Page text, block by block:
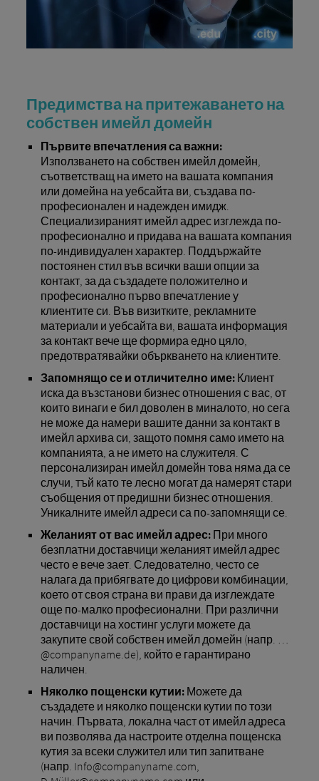
Предимства на притежаването на
собствен имейл домейн
Първите впечатления са важни:
Използването на собствен имейл домейн,
съответстващ на името на вашата компания
или домейна на уебсайта ви, създава по-
професионален и надежден имидж.
Специализираният имейл адрес изглежда по-
професионално и придава на вашата компания
по-индивидуален характер. Поддържайте
постоянен стил във всички ваши опции за
контакт, за да създадете положително и
професионално първо впечатление у
клиентите си. Във визитките, рекламните
материали и уебсайта ви, вашата информация
за контакт вече ще формира едно цяло,
предотвратявайки объркването на клиентите.
Запомнящо се и отличително име:Клиент
иска да възстанови бизнес отношения с вас, от
които винаги е бил доволен в миналото, но сега
не може да намери вашите данни за контакт в
имейл архива си, защото помня само името на
компанията, а не името на служителя. С
персонализиран имейл домейн това няма да се
случи, тъй като те лесно могат да намерят стари
съобщения от предишни бизнес отношения.
Уникалните имейл адреси са по-запомнящи се.
Желаният от вас имейл адрес:При много
безплатни доставчици желаният имейл адрес
често е вече зает. Следователно, често се
налага да прибягвате до цифрови комбинации,
което от своя страна ви прави да изглеждате
още по-малко професионални. При различни
доставчици на хостинг услуги можете да
закупите свой собствен имейл домейн (напр. …
@companyname.de), който е гарантирано
наличен.
Няколко пощенски кутии:Можете да
създадете и няколко пощенски кутии по този
начин. Първата, локална част от имейл адреса
ви позволява да настроите отделна пощенска
кутия за всеки служител или тип запитване
(напр. Info@companyname.com,